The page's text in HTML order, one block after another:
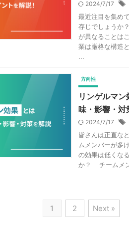
2024/7/17
最近注目を集め
存じでしょうか
が異なることは
業は厳格な構造
...
方向性
リンゲルマ
味・影響・対
2024/7/17
皆さんは正直な
ムメンバーが多
の効果は低くな
か？ チームメ
1 2 Next »